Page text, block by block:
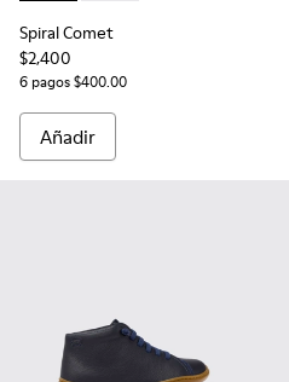
Spiral Comet
$2,400
6 pagos $400.00
Añadir